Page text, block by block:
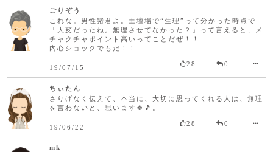
ごりぞう
これな。男性諸君よ。土壇場で“生理”って分かった時点で
「大変だったね。無理させてなかった？」って言えると、メ
チャクチャポイント高いってことだぜ！！
内心ショックでもだ！！
19/07/15 28 0
ちぃたん
さりげなく伝えて、本当に、大切に思ってくれる人は、無理
を言わないと、思います🍀🎵。
19/06/22 28 0
mk